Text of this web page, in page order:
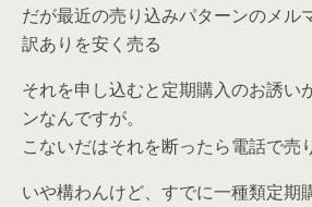
だが最近の売り込みパターンのメル
訳ありを安く売る
それを申し込むと定期購入のお誘い
ンなんですが。
こないだはそれを断ったら電話で売
いや構わんけど、すでに一種類定期